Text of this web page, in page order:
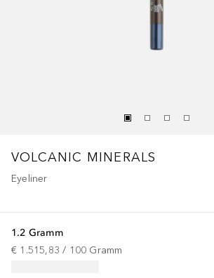
VOLCANIC MINERALS
Eyeliner
1.2 Gramm
€ 1.515,83 / 100 Gramm